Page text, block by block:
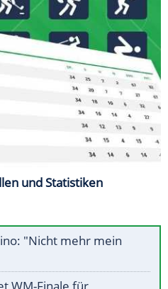
und Statistiken
"Nicht mehr mein